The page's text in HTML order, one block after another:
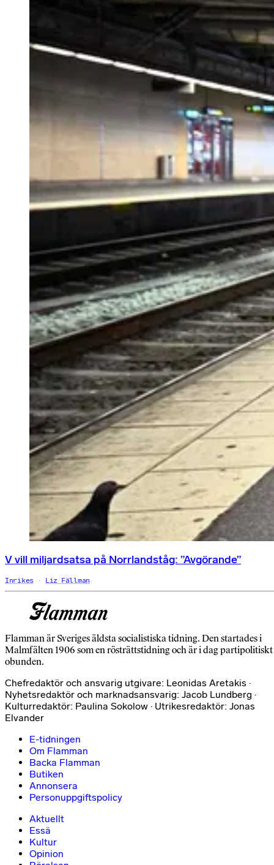
V vill miljardsatsa på Norrlandståg: ”Avgörande”
Inrikes Liz Fällman
Flamman är Sveriges äldsta socialistiska tidning. Den startades i
Malmfälten 1906 som en rösträttstidning och är i dag partipolitiskt
obunden.
Chefredaktör och ansvarig utgivare: Leonidas Aretakis ·
Nyhetsredaktör och marknadsansvarig: Jacob Lundberg ·
Kulturredaktör: Paulina Sokolow · Utrikesredaktör: Jonas
Elvander
E-tidningen
Om Flamman
Backa Flamman
Butiken
Annonsera
Personuppgiftspolicy
Aktuellt
Essä
Kultur
Opinion